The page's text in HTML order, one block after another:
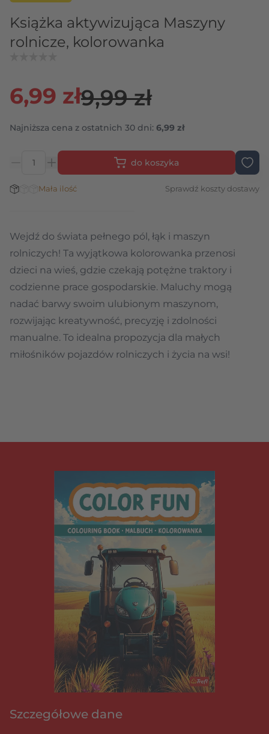
Książka aktywizująca Maszyny
rolnicze, kolorowanka
9,99 zł
6,99 zł
Najniższa cena z ostatnich 30 dni: 6,99 zł
do koszyka
Stan magazynowy:
Mała ilość Sprawdź koszty dostawy
Wejdź do świata pełnego pól, łąk i maszyn
rolniczych! Ta wyjątkowa kolorowanka przenosi
dzieci na wieś, gdzie czekają potężne traktory i
codzienne prace gospodarskie. Maluchy mogą
nadać barwy swoim ulubionym maszynom,
rozwijając kreatywność, precyzję i zdolności
manualne. To idealna propozycja dla małych
miłośników pojazdów rolniczych i życia na wsi!
Szczegółowe dane